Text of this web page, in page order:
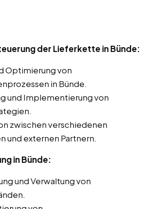
der Lieferkette in Bünde:
Optimierung von
in Bünde.
und Implementierung von
zwischen verschiedenen
und externen Partnern.
in Bünde:
und Verwaltung von